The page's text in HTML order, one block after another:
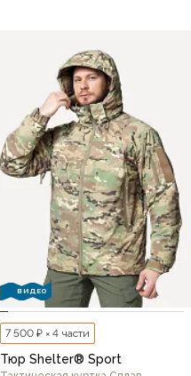
ВИДЕО
7 500 ₽ × 4 части
Тюр Shelter® Sport